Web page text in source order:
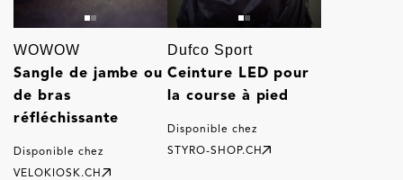
WOWOW
Sangle de jambe ou
de bras
réfléchissante
Disponible chez
VELOKIOSK.CH
Dufco Sport
Ceinture LED pour
la course à pied
Disponible chez
STYRO-SHOP.CH